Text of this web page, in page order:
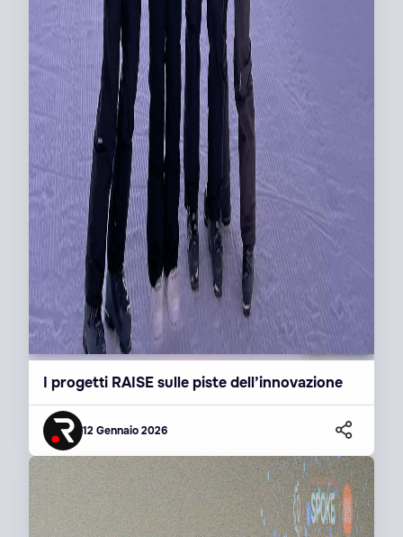
I progetti RAISE sulle piste dell’innovazione
12 Gennaio 2026